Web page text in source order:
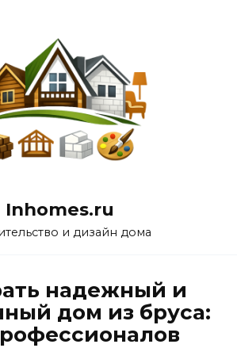
Inhomes.ru
и дизайн дома
надежный и
дом из бруса: